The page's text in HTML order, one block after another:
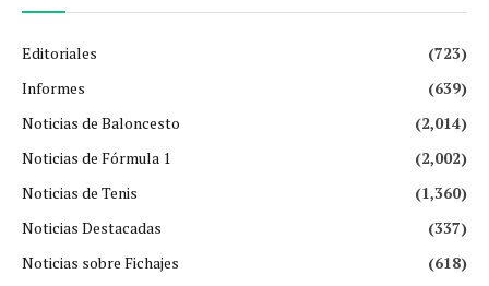
Editoriales
(723)
Informes
(639)
Noticias de Baloncesto
(2,014)
Noticias de Fórmula 1
(2,002)
Noticias de Tenis
(1,360)
Noticias Destacadas
(337)
Noticias sobre Fichajes
(618)